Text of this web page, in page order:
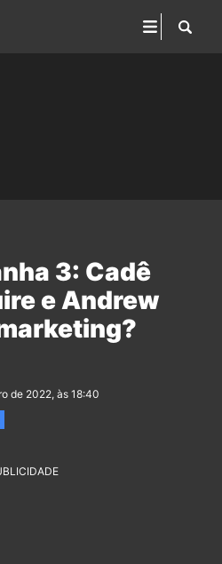
3: Cadê
e Andrew
de 2022, às 18:40